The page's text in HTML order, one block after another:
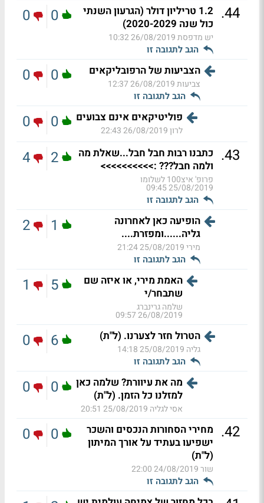
44
.
1.2 טריליון דולר (הגרעון השנתי
כול שנה 2020-2029)
יש מדפסת26/08/2019 10:32
הגב לתגובה זו
0
0
הצביעות של הרפובליקאים
צביעות26/08/2019 12:37
הגב לתגובה זו
0
0
פוליטיקאים אינם צבועים
לרון26/08/2019 22:43
0
0
43
. כתבנו רבות חבל חבל...שאלת מה
ולמה חבל??? :>>>>>>>>>>
פרופ' איצ100 לשלומו
25/08/2019 09:45
הגב לתגובה זו
2
4
הופיעה כאן לאחרונה
גליה......ומפזרת....
מירי25/08/2019 21:24
הגב לתגובה זו
1
2
האמת מירי, או איזה שם
שתבחר/י
שלמה גרינברג
26/08/2019 09:57
5
1
הטרול חזר לצערנו. (ל"ת)
גליה 25/08/2019 14:18
הגב לתגובה זו
6
0
מה את עיוורת? שלמה כאן
למזלנו כל הזמן. (ל"ת)
אסי לגליה 25/08/2019 20:51
0
0
42
. מחירי הסחורות הנכסים והשכר
ישפיעו בעתיד על אורך המיתון
(ל"ת)
שור24/08/2019 22:00
הגב לתגובה זו
0
0